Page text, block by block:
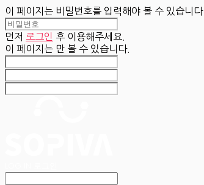
이 페이지는 비밀번호를 입력해야 볼 수 있습니다.
먼저 로그인 후 이용해주세요.
이 페이지는 만 볼 수 있습니다.